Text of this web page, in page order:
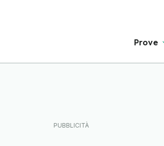
Prove